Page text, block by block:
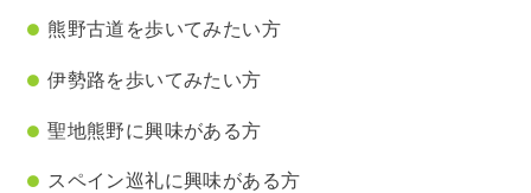
熊野古道を歩いてみたい方
伊勢路を歩いてみたい方
聖地熊野に興味がある方
スペイン巡礼に興味がある方